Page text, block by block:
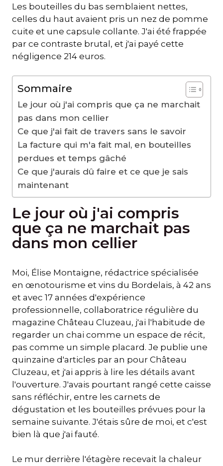
Les bouteilles du bas semblaient nettes,
celles du haut avaient pris un nez de pomme
cuite et une capsule collante. J'ai été frappée
par ce contraste brutal, et j'ai payé cette
négligence 214 euros.
Sommaire
Le jour où j'ai compris que ça ne marchait
pas dans mon cellier
Ce que j'ai fait de travers sans le savoir
La facture qui m'a fait mal, en bouteilles
perdues et temps gâché
Ce que j'aurais dû faire et ce que je sais
maintenant
Le jour où j'ai compris
que ça ne marchait pas
dans mon cellier
Moi, Élise Montaigne, rédactrice spécialisée
en œnotourisme et vins du Bordelais, à 42 ans
et avec 17 années d'expérience
professionnelle, collaboratrice régulière du
magazine Château Cluzeau, j'ai l'habitude de
regarder un chai comme un espace de récit,
pas comme un simple placard. Je publie une
quinzaine d'articles par an pour Château
Cluzeau, et j'ai appris à lire les détails avant
l'ouverture. J'avais pourtant rangé cette caisse
sans réfléchir, entre les carnets de
dégustation et les bouteilles prévues pour la
semaine suivante. J'étais sûre de moi, et c'est
bien là que j'ai fauté.
Le mur derrière l'étagère recevait la chaleur